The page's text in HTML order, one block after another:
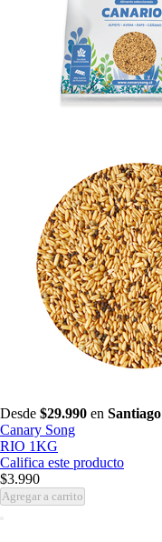
Desde $29.990 en Santiago
Canary Song
RIO 1KG
Califica este producto
$3.990
Agregar a carrito